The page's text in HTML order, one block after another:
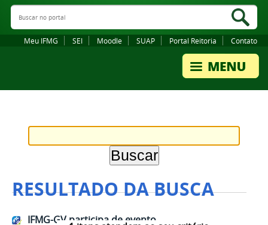
Buscar no portal
Meu IFMG SEI Moodle SUAP Portal Reitoria Contato
RESULTADO DA BUSCA
IFMG-GV participa de evento